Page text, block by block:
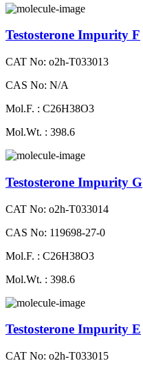
Testosterone Impurity F
CAT No: o2h-T033013
CAS No: N/A
Mol.F. : C26H38O3
Mol.Wt. : 398.6
Testosterone Impurity G
CAT No: o2h-T033014
CAS No: 119698-27-0
Mol.F. : C26H38O3
Mol.Wt. : 398.6
Testosterone Impurity E
CAT No: o2h-T033015